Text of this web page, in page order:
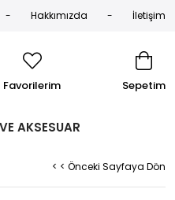
Hakkımızda İletişim
Sepetim
Favorilerim
AKSESUAR
< < Önceki Sayfaya Dön